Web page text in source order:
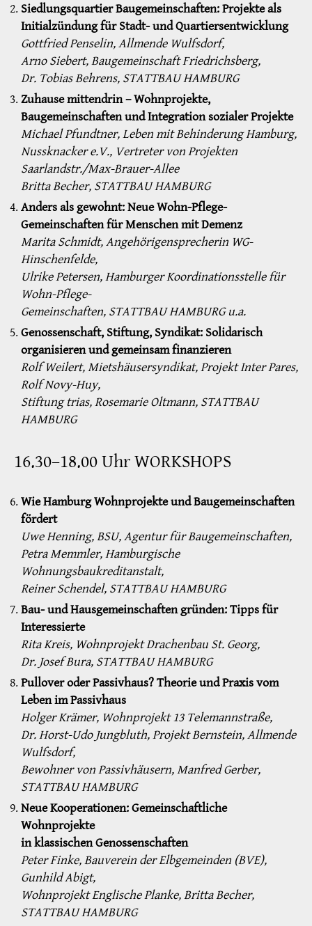
Siedlungsquartier Baugemeinschaften: Projekte als
Initialzündung für Stadt- und Quartiersentwicklung
Gottfried Penselin, Allmende Wulfsdorf,
Arno Siebert, Baugemeinschaft Friedrichsberg,
Dr. Tobias Behrens, STATTBAU HAMBURG
Zuhause mittendrin – Wohnprojekte,
Baugemeinschaften und Integration sozialer Projekte
Michael Pfundtner, Leben mit Behinderung Hamburg,
Nussknacker e.V., Vertreter von Projekten
Saarlandstr./Max-Brauer-Allee
Britta Becher, STATTBAU HAMBURG
Anders als gewohnt: Neue Wohn-Pflege-
Gemeinschaften für Menschen mit Demenz
Marita Schmidt, Angehörigensprecherin WG-
Hinschenfelde,
Ulrike Petersen, Hamburger Koordinationsstelle für
Wohn-Pflege-
Gemeinschaften, STATTBAU HAMBURG u.a.
Genossenschaft, Stiftung, Syndikat: Solidarisch
organisieren und gemeinsam finanzieren
Rolf Weilert, Mietshäusersyndikat, Projekt Inter Pares,
Rolf Novy-Huy,
Stiftung trias, Rosemarie Oltmann, STATTBAU
HAMBURG
16.30–18.00 Uhr WORKSHOPS
Wie Hamburg Wohnprojekte und Baugemeinschaften
fördert
Uwe Henning, BSU, Agentur für Baugemeinschaften,
Petra Memmler, Hamburgische
Wohnungsbaukreditanstalt,
Reiner Schendel, STATTBAU HAMBURG
Bau- und Hausgemeinschaften gründen: Tipps für
Interessierte
Rita Kreis, Wohnprojekt Drachenbau St. Georg,
Dr. Josef Bura, STATTBAU HAMBURG
Pullover oder Passivhaus? Theorie und Praxis vom
Leben im Passivhaus
Holger Krämer, Wohnprojekt 13 Telemannstraße,
Dr. Horst-Udo Jungbluth, Projekt Bernstein, Allmende
Wulfsdorf,
Bewohner von Passivhäusern, Manfred Gerber,
STATTBAU HAMBURG
Neue Kooperationen: Gemeinschaftliche
Wohnprojekte
in klassischen Genossenschaften
Peter Finke, Bauverein der Elbgemeinden (BVE),
Gunhild Abigt,
Wohnprojekt Englische Planke, Britta Becher,
STATTBAU HAMBURG